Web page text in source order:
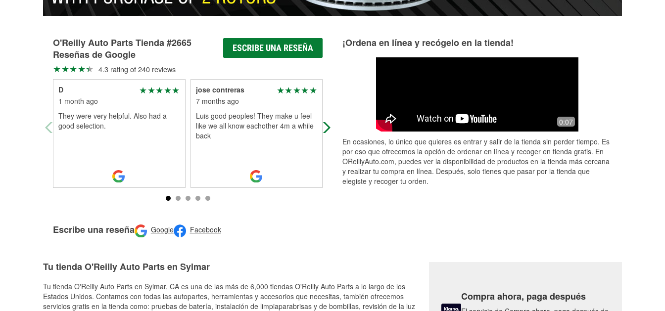
O'Reilly Auto Parts Tienda #2665
Reseñas de Google
ESCRIBE UNA RESEÑA
4.3 rating of 240 reviews
D
1 month ago
They were very helpful. Also had a
good selection.
jose contreras
7 months ago
Luis good peoples! They make u feel
like we all know eachother 4m a while
back
This is a reviewer on the brand not the
store with that being said I prefer
big difference in quality for n... Read
More
Great service, Robert was really
helpful on exchanging a part under
named Robert
Escribe una reseña Google Facebook
¡Ordena en línea y recógelo en la tienda!
0:07
En ocasiones, lo único que quieres es entrar y salir de la tienda sin perder tiempo. Es
por eso que ofrecemos la opción de ordenar en línea y recoger en tienda gratis. En
OReillyAuto.com, puedes ver la disponibilidad de productos en la tienda más cercana
y realizar tu compra en línea. Después, solo tienes que pasar por la tienda que
elegiste y recoger tu orden.
Tu tienda O'Reilly Auto Parts en Sylmar
Tu tienda O'Reilly Auto Parts en Sylmar, CA es una de las más de 6,000 tiendas O'Reilly Auto Parts a lo largo de los
Estados Unidos. Contamos con todas las autopartes, herramientas y accesorios que necesitas, también ofrecemos
servicios gratis en la tienda como: pruebas de batería, instalación de limpiaparabrisas y de bombillas, revisión de la luz
Compra ahora, paga después